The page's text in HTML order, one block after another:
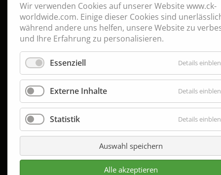
Wir verwenden Cookies auf unserer Website www.ck-
worldwide.com. Einige dieser Cookies sind
während andere uns helfen, unsere Website zu
und Ihre Erfahrung zu personalisieren.
Essenziell Details
Externe Inhalte Details
Statistik Details
Auswahl speichern
Alle akzeptieren